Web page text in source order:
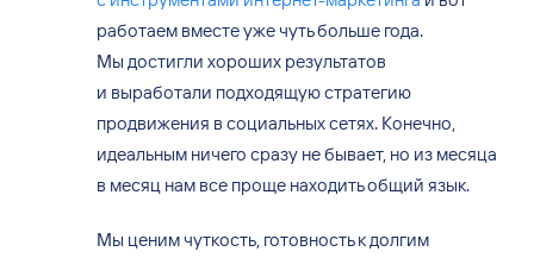
работаем вместе уже чуть больше года.
Мы достигли хороших результатов
и выработали подходящую стратегию
продвижения в социальных сетях. Конечно,
идеальным ничего сразу не бывает, но из месяца
в месяц нам все проще находить общий язык.
Мы ценим чуткость, готовность к долгим